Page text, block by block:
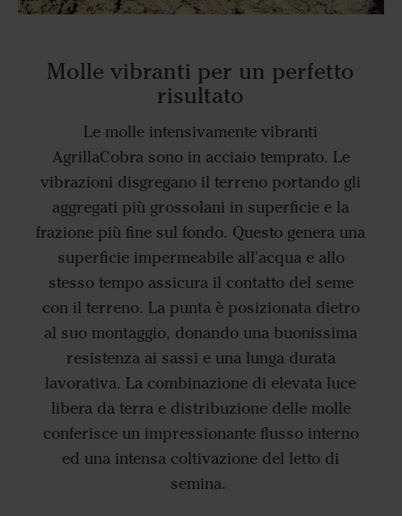
Molle vibranti per un perfetto
risultato
Le molle intensivamente vibranti
AgrillaCobra sono in acciaio temprato. Le
vibrazioni disgregano il terreno portando gli
aggregati più grossolani in superficie e la
frazione più fine sul fondo. Questo genera una
superficie impermeabile all'acqua e allo
stesso tempo assicura il contatto del seme
con il terreno. La punta è posizionata dietro
al suo montaggio, donando una buonissima
resistenza ai sassi e una lunga durata
lavorativa. La combinazione di elevata luce
libera da terra e distribuzione delle molle
conferisce un impressionante flusso interno
ed una intensa coltivazione del letto di
semina.